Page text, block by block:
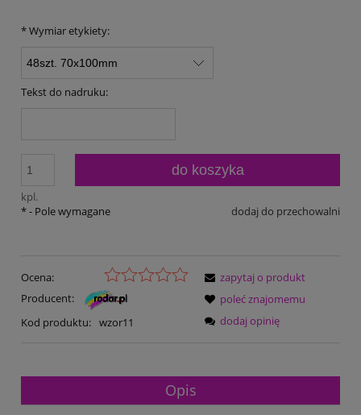
*Wymiar etykiety:
Tekst do nadruku:
kpl.
do koszyka
dodaj do przechowalni
*- Pole wymagane
Ocena:
Producent:
Kod produktu: wzor11
zapytaj o produkt
poleć znajomemu
dodaj opinię
Opis